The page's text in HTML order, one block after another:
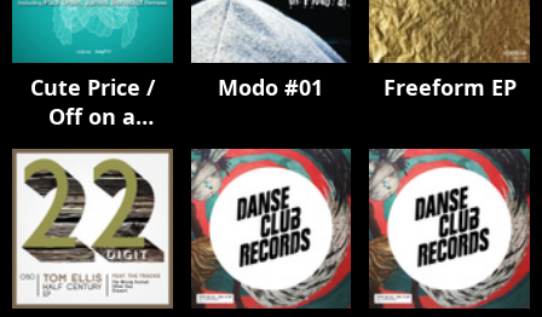
Cute Price /
Off on a
Tangent
(Remixes)
Modo #01 Freeform EP